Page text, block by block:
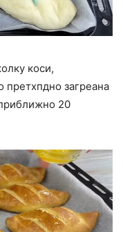
коси,
претхпдно загреана
20